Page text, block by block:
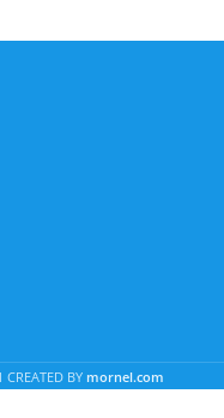
CREATED BY mornel.com